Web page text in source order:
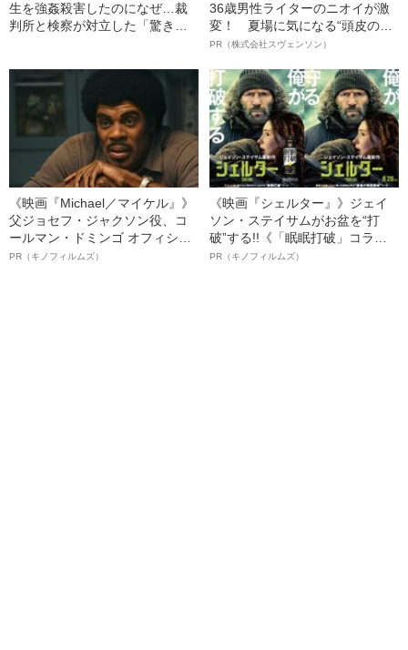
生を強姦殺害したのになぜ…裁
判所と検察が対立した「驚きの
36歳男性ライターのニオイが激
変！ 夏場に気になる“頭皮のニ
オイ”や“ベタつき”を解消す
ト”が生み出した徹底ケアとは
PR（株式会社スヴェンソン）
《映画『Michael／マイケル』》
父ジョセフ・ジャクソン役、コ
ールマン・ドミンゴ オフィシャ
ルインタビュー“観客を魅了した
PR（キノフィルムズ）
《映画『シェルター』》ジェイ
ソン・ステイサムがお盆を“打
破”する!!《「眠眠打破」コラ
ボ》
PR（キノフィルムズ）